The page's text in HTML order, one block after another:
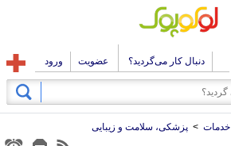
دنبال کار می‌گردید؟ عضویت ورود
خدمات > پزشکی، سلامت و زیبایی